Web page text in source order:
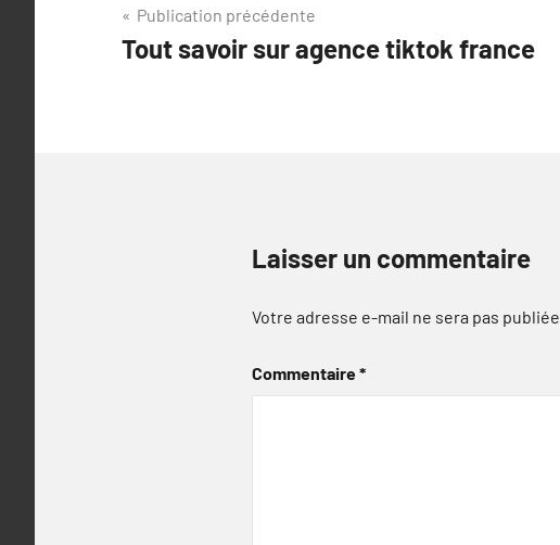
Navigation
de
Publication précédente
Tout savoir sur agence tiktok france
Laisser un commentaire
Votre adresse e-mail ne sera pas publiée.
Commentaire*